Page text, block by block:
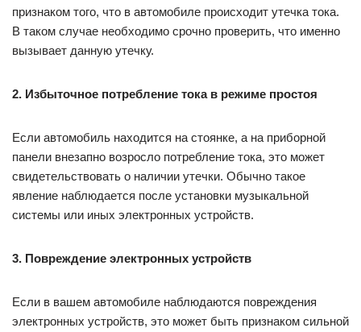
признаком того, что в автомобиле происходит утечка тока.
В таком случае необходимо срочно проверить, что именно
вызывает данную утечку.
2. Избыточное потребление тока в режиме простоя
Если автомобиль находится на стоянке, а на приборной
панели внезапно возросло потребление тока, это может
свидетельствовать о наличии утечки. Обычно такое
явление наблюдается после установки музыкальной
системы или иных электронных устройств.
3. Повреждение электронных устройств
Если в вашем автомобиле наблюдаются повреждения
электронных устройств, это может быть признаком сильной